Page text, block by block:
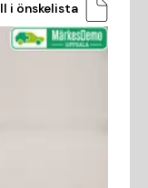
i önskelista